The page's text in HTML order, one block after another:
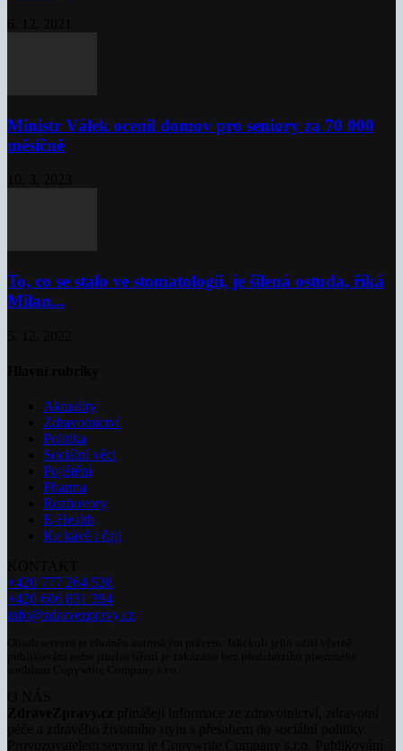
Ministr Válek ocenil domov pro seniory za 70 000
měsíčně
To, co se stalo ve stomatologii, je šílená ostuda, říká
Milan...
Aktuality
Zdravotnictví
Politika
Sociální věci
Pojištění
Pharma
Rozhovory
E-Health
Ke kávě i čaji
+420 777 264 528
+420 606 831 394
info@zdravezpravy.cz